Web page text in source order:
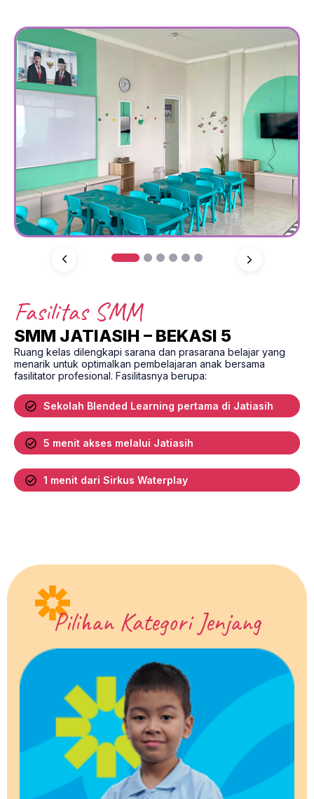
2 3 4 5 6
Fasilitas SMM
SMM JATIASIH – BEKASI 5
Ruang kelas dilengkapi sarana dan prasarana belajar yang
menarik untuk optimalkan pembelajaran anak bersama
fasilitator profesional. Fasilitasnya berupa:
Sekolah Blended Learning pertama di Jatiasih
5 menit akses melalui Jatiasih
1 menit dari Sirkus Waterplay
Pilihan Kategori Jenjang